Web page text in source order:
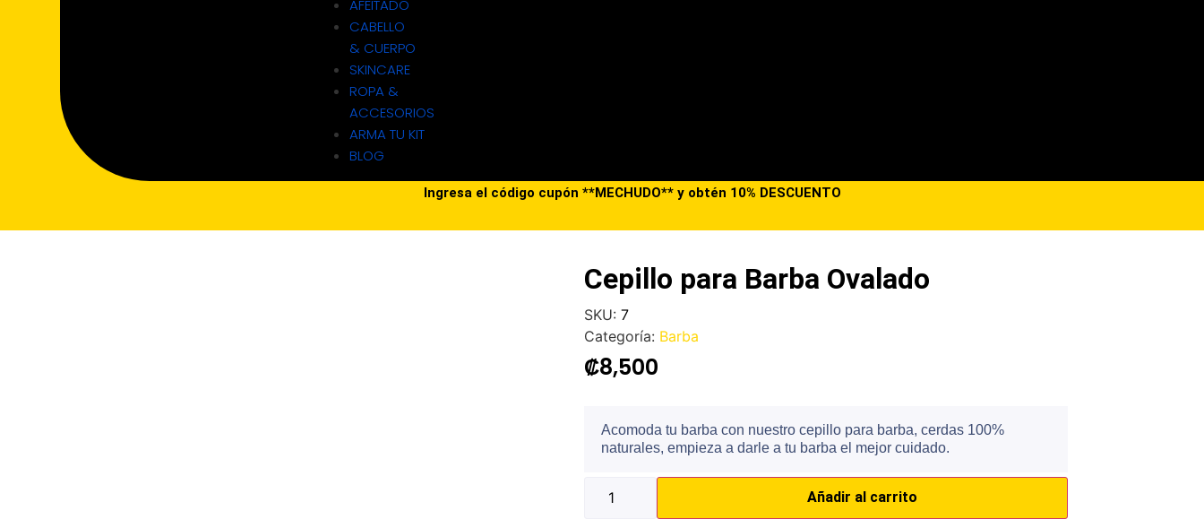
AFEITADO
CABELLO
& CUERPO
SKINCARE
ROPA &
ACCESORIOS
ARMA TU KIT
BLOG
Ingresa el código cupón **MECHUDO** y obtén 10% DESCUENTO
Cepillo para Barba Ovalado
SKU:7
Categoría: Barba
₡8,500
Acomoda tu barba con nuestro cepillo para barba, cerdas 100%
naturales, empieza a darle a tu barba el mejor cuidado.
Añadir al carrito